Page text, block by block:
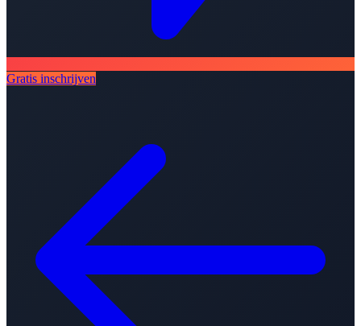
Gratis inschrijven